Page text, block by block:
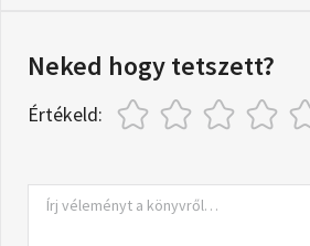
Neked hogy tetszett?
Értékeld: